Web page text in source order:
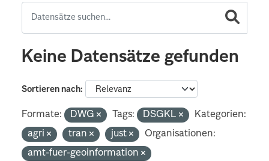
Keine Datensätze gefunden
Sortieren nach
Formate: DWG Tags: DSGKL
Kategorien:
agri
tran just
Organisationen:
amt-fuer-geoinformation